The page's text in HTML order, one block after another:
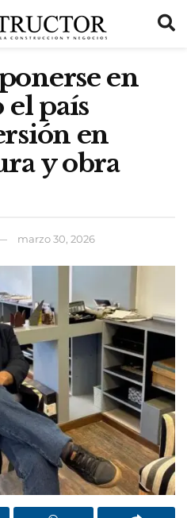
en
país
en
y obra
marzo 30, 2026